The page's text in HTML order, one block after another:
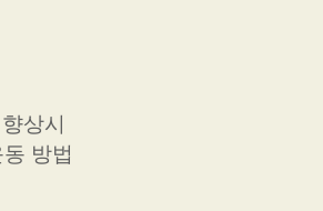
상시
방법